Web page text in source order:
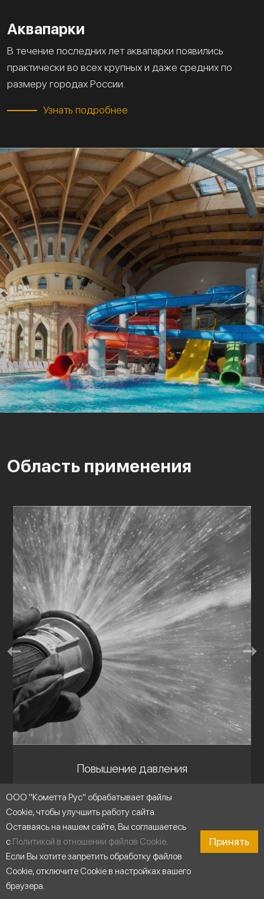
Аквапарки
В течение последних лет аквапарки появились
практически во всех крупных и даже средних по
размеру городах России.
Узнать подробнее
Область применения
Повышение давления
ООО "Кометта Рус" обрабатывает файлы
Cookie, чтобы улучшить работу сайта.
Оставаясь на нашем сайте, Вы соглашаетесь
с Политикой в отношении файлов Cookie.
Если Вы хотите запретить обработку файлов
Cookie, отключите Cookie в настройках вашего
браузера.
Принять